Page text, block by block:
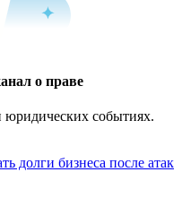
о праве
событиях.
долги бизнеса после атак